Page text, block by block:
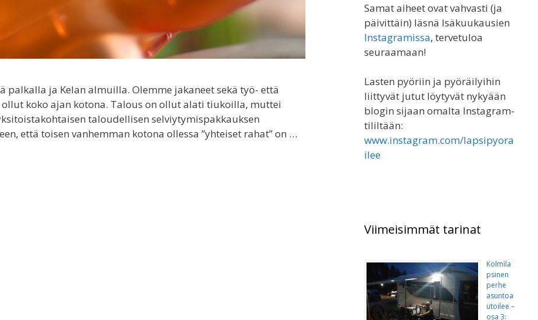
palkalla ja Kelan almuilla. Olemme jakaneet sekä työ- että
koko ajan kotona. Talous on ollut alati tiukoilla, muttei
taloudellisen selviytymispakkauksen
että toisen vanhemman kotona ollessa ”yhteiset rahat” on …
Samat aiheet ovat vahvasti (ja
päivittäin) läsnä Isäkuukausien
Instagramissa, tervetuloa
seuraamaan!
Lasten pyöriin ja pyöräilyihin
liittyvät jutut löytyvät nykyään
blogin sijaan omalta Instagram-
tililtään:
www.instagram.com/lapsipyora
ilee
Viimeisimmät tarinat
Kolmila
psinen
perhe
asuntoa
utoilee –
osa 3: